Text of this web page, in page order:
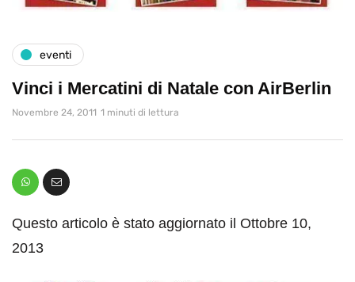
eventi
Vinci i Mercatini di Natale con AirBerlin
Novembre 24, 2011 1 minuti di lettura
Questo articolo è stato aggiornato il Ottobre 10,
2013